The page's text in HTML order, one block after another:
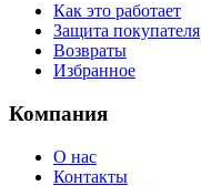
Как это работает
Защита покупателя
Возвраты
Избранное
Компания
О нас
Контакты